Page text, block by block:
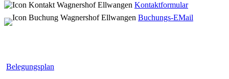
Kontaktformular
Buchungs-EMail
Belegungsplan